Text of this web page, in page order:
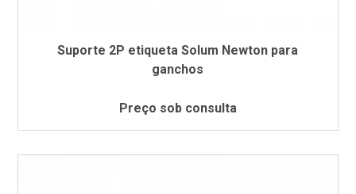
Suporte 2P etiqueta Solum Newton para
ganchos
Preço sob consulta